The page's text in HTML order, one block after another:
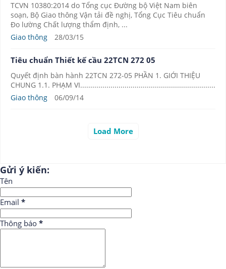
TCVN 10380:2014 do Tổng cục Đường bộ Việt Nam biên
soạn, Bộ Giao thông Vận tải đề nghị, Tổng Cục Tiêu chuẩn
Đo lường Chất lượng thẩm định, ...
Giao thông
28/03/15
Tiêu chuẩn Thiết kế cầu 22TCN 272 05
Quyết định bàn hành 22TCN 272-05 PHẦN 1. GIỚI THIỆU
CHUNG 1.1. PHẠM VI...................................................................
Giao thông
06/09/14
Load More
Gửi ý kiến:
Tên
Email *
Thông báo *